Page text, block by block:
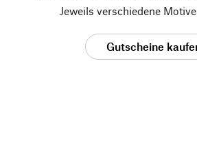
Jeweils verschiedene
Gutscheine